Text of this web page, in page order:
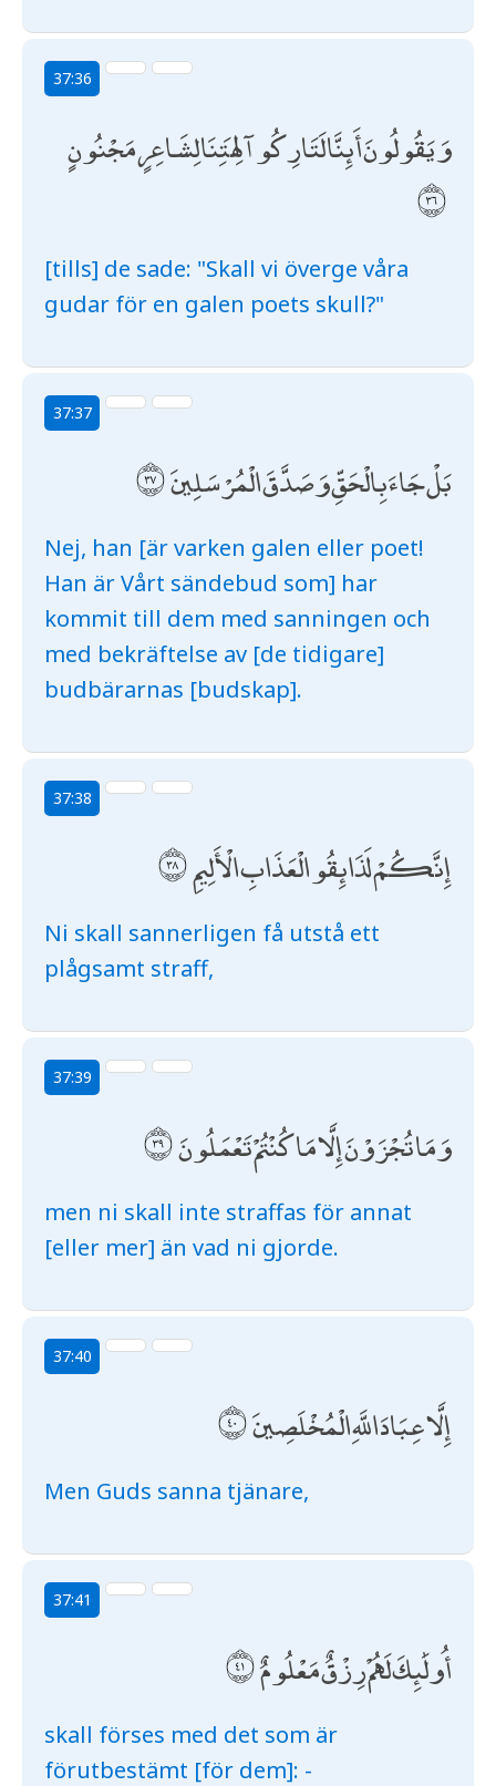
37:36
وَيَقُولُونَ أَئِنَّا لَتَارِكُو آلِهَتِنَا لِشَاعِرٍ مَجْنُونٍ
[tills] de sade: "Skall vi överge våra
gudar för en galen poets skull?"
37:37
بَلْ جَاءَ بِالْحَقِّ وَصَدَّقَ الْمُرْسَلِينَ
Nej, han [är varken galen eller poet!
Han är Vårt sändebud som] har
kommit till dem med sanningen och
med bekräftelse av [de tidigare]
budbärarnas [budskap].
37:38
إِنَّكُمْ لَذَائِقُو الْعَذَابِ الْأَلِيمِ
Ni skall sannerligen få utstå ett
plågsamt straff,
37:39
وَمَا تُجْزَوْنَ إِلَّا مَا كُنْتُمْ تَعْمَلُونَ
men ni skall inte straffas för annat
[eller mer] än vad ni gjorde.
37:40
إِلَّا عِبَادَ اللَّهِ الْمُخْلَصِينَ
Men Guds sanna tjänare,
37:41
أُولَٰئِكَ لَهُمْ رِزْقٌ مَعْلُومٌ
skall förses med det som är
förutbestämt [för dem]: -